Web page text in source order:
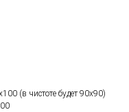
(в чистоте будет 90х90)